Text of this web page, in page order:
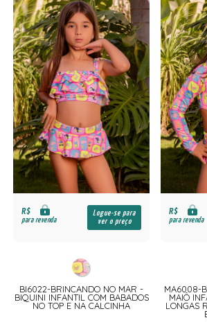
R$
para revenda
Logue-se para
ver o preço
BI6022-BRINCANDO NO MAR -
BIQUINI INFANTIL COM BABADOS
NO TOP E NA CALCINHA
R$
para revenda
MA6008-
MAIÔ
LONGAS